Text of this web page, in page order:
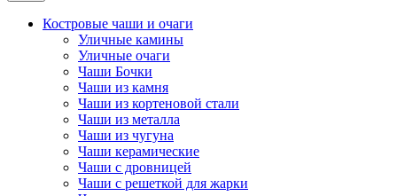
Костровые чаши и очаги
Уличные камины
Уличные очаги
Чаши Бочки
Чаши из камня
Чаши из кортеновой стали
Чаши из металла
Чаши из чугуна
Чаши керамические
Чаши с дровницей
Чаши с решеткой для жарки